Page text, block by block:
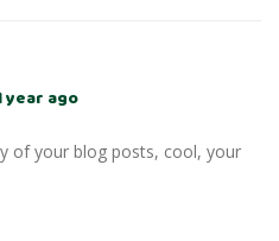
year ago
of your blog posts, cool, your